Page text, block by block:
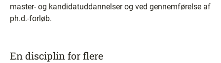
master- og kandidatuddannelser og ved gennemførelse af
ph.d.-forløb.
En disciplin for flere